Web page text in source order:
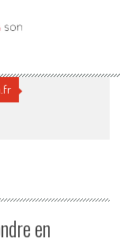
en